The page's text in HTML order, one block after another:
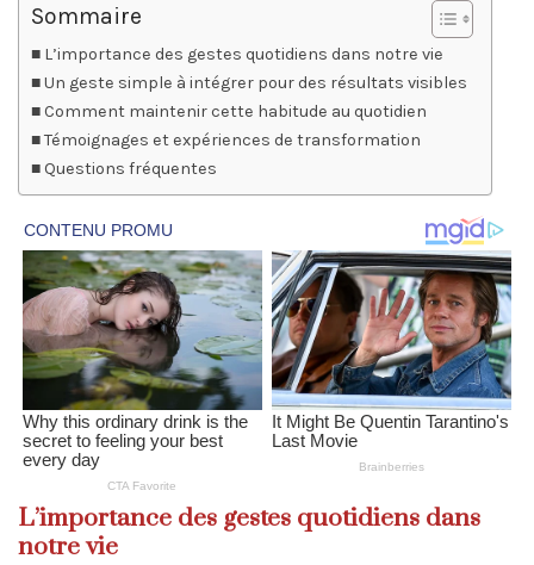
Sommaire
L’importance des gestes quotidiens dans notre vie
Un geste simple à intégrer pour des résultats visibles
Comment maintenir cette habitude au quotidien
Témoignages et expériences de transformation
Questions fréquentes
L’importance des gestes quotidiens dans
notre vie